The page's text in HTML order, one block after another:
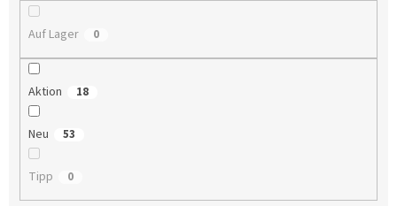
Auf Lager 0
Aktion 18
Neu 53
Tipp 0